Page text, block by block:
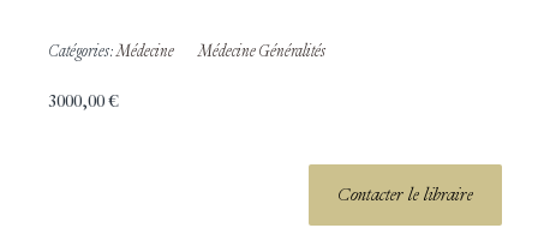
Catégories: Médecine Médecine Généralités
3000,00€
Contacter le libraire